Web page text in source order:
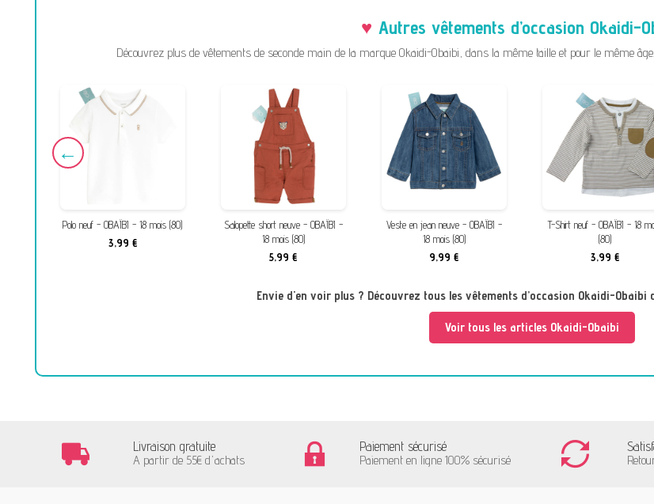
Autres vêtements d’occasion Okaidi-
Découvrez plus de vêtements de seconde main de la marque Okaidi-Obaibi, dans la même taille et pour le même
Polo neuf - OBAÏBI - 18 mois (80)
3,99 €
Salopette short neuve - OBAÏBI -
18 mois (80)
5,99 €
Veste en jean neuve - OBAÏBI -
18 mois (80)
9,99 €
T-Shirt neuf - OBAÏBI - 18
(80)
3,99 €
Envie d'en voir plus ? Découvrez tous les vêtements d’occasion Okaidi-
Voir tous les articles Okaidi-Obaibi
Livraison gratuite
A partir de 55€ d'achats
Paiement sécurisé
Paiement en ligne 100% sécurisé